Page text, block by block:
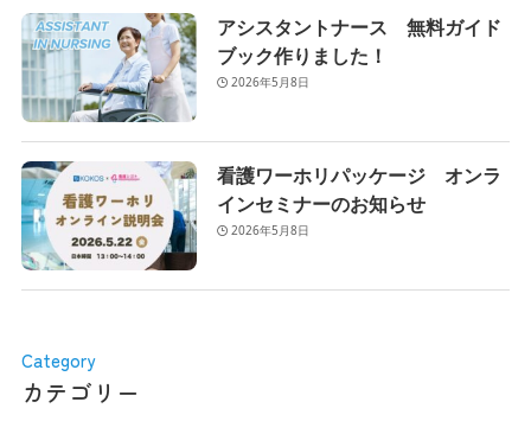
アシスタントナース 無料ガイド
ブック作りました！
2026年5月8日
看護ワーホリパッケージ オンラ
インセミナーのお知らせ
2026年5月8日
Category
カテゴリー